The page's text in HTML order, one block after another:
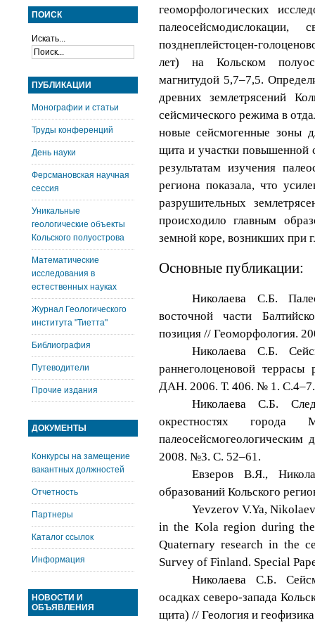
геоморфологических
позднеплейстоцен-
лет) на Кольском
магнитудой 5,7–7,5.
древних землетрясений
сейсмического режима в
новые сейсмогенные зоны
щита и участки повышенной
результатам изучения
региона показала, что
разрушительных
происходило главным
земной коре, возникших при
Основные публикации:
Николаева С.Б.
восточной части
позиция // Геоморфология.
Николаева С.Б.
раннеголоценовой
ДАН. 2006. Т. 406. № 1. С.4–7.
Николаева С.Б.
окрестностях
2008. №3. С. 52–61.
Евзеров В.Я.,
образований Кольского
Yevzerov V.Ya,
in the Kola region during
Quaternary research in the
Survey of Finland. Special
Николаева С.Б.
осадках северо-запада
щита) // Геология и
ПОИСК
Искать...
ПУБЛИКАЦИИ
Монографии и статьи
Труды конференций
День науки
Ферсмановская научная
сессия
Уникальные
геологические объекты
Кольского полуострова
Математические
исследования в
естественных науках
Журнал Геологического
института "Тиетта"
Библиография
Путеводители
Прочие издания
ДОКУМЕНТЫ
Конкурсы на замещение
вакантных должностей
Отчетность
Партнеры
Каталог ссылок
Информация
НОВОСТИ И
ОБЪЯВЛЕНИЯ